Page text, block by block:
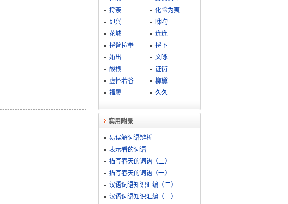
捋荼
化险为夷
即兴
咻呴
花城
连连
捋臂揎拳
捋下
姷出
文咏
酸根
证衍
虚怀若谷
柳黛
福履
久久
实用附录
易误解词语辨析
表示看的词语
描写春天的词语（二）
描写春天的词语（一）
汉语词语知识汇编（二）
汉语词语知识汇编（一）